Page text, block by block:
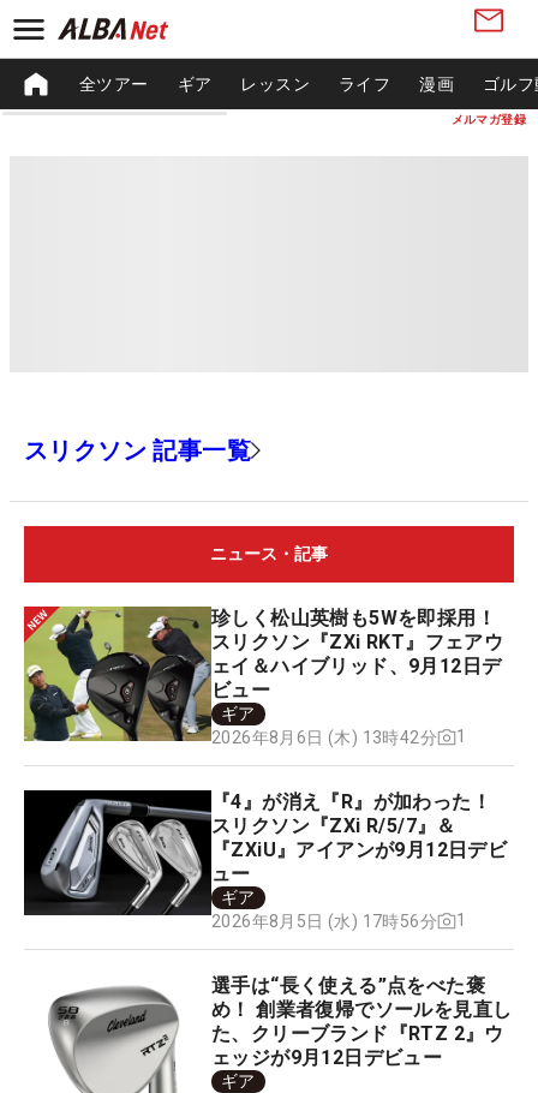
メルマガ登録
全ツアー ギア レッスン ライフ 漫画 ゴル
スリクソン 記事一覧
ニュース・記事
珍しく松山英樹も5Wを即採用！
スリクソン『ZXi RKT』フェアウ
ェイ＆ハイブリッド、9月12日デ
ビュー
ギア
2026年8月6日 (木) 13時42分
1
『4』が消え『R』が加わった！
スリクソン『ZXi R/5/7』＆
『ZXiU』アイアンが9月12日デビ
ュー
ギア
2026年8月5日 (水) 17時56分
1
選手は“長く使える”点をべた褒
め！ 創業者復帰でソールを見直し
た、クリーブランド『RTZ 2』ウ
ェッジが9月12日デビュー
ギア